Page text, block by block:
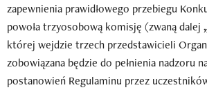
zapewnienia prawidłowego przebiegu
powoła trzyosobową komisję (zwaną dalej
której wejdzie trzech przedstawicieli
zobowiązana będzie do pełnienia nadzoru
postanowień Regulaminu przez